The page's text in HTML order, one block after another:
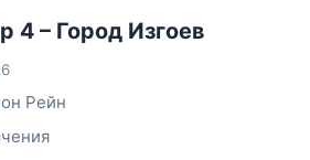
4 – Город Изгоев
Рейн